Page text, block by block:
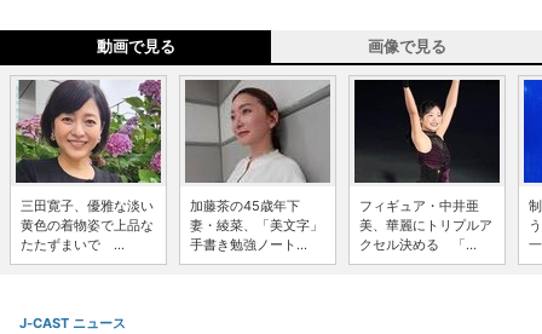
動画で見る 画像で見る
三田寛子、優雅な淡い
黄色の着物姿で上品な
たたずまいで ...
加藤茶の45歳年下
妻・綾菜、「美文字」
手書き勉強ノート...
フィギュア・中井亜
美、華麗にトリプルア
クセル決める 「...
J-CAST ニュース